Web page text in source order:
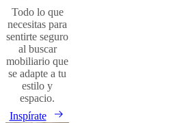
Todo lo que
necesitas para
sentirte seguro
al buscar
mobiliario que
se adapte a tu
estilo y
espacio.
Inspírate